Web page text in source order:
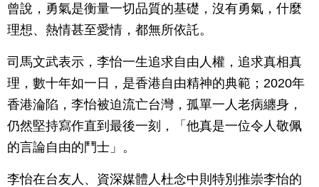
曾說，勇氣是衡量一切品質的基礎，沒有勇氣，什麼
理想、熱情甚至愛情，都無所依託。
司馬文武表示，李怡一生追求自由人權，追求真相真
理，數十年如一日，是香港自由精神的典範；2020年
香港淪陷，李怡被迫流亡台灣，孤單一人老病纏身，
仍然堅持寫作直到最後一刻，「他真是一位令人敬佩
的言論自由的鬥士」。
李怡在台友人、資深媒體人杜念中則特別推崇李怡的